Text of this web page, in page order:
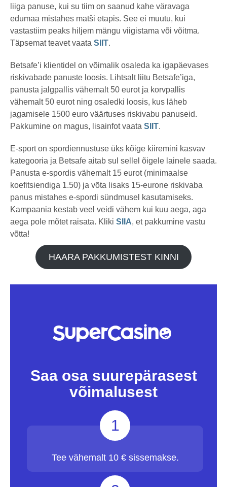
liiga panuse, kui su tiim on saanud kahe väravaga
edumaa mistahes matši etapis. See ei muutu, kui
vastastiim peaks hiljem mängu viigistama või võitma.
Täpsemat teavet vaata SIIT.
Betsafe’i klientidel on võimalik osaleda ka igapäevases
riskivabade panuste loosis. Lihtsalt liitu Betsafe’iga,
panusta jalgpallis vähemalt 50 eurot ja korvpallis
vähemalt 50 eurot ning osaledki loosis, kus läheb
jagamisele 1500 euro väärtuses riskivabu panuseid.
Pakkumine on magus, lisainfot vaata SIIT.
E-sport on spordiennustuse üks kõige kiiremini kasvav
kategooria ja Betsafe aitab sul sellel õigele lainele saada.
Panusta e-spordis vähemalt 15 eurot (minimaalse
koefitsiendiga 1.50) ja võta lisaks 15-eurone riskivaba
panus mistahes e-spordi sündmusel kasutamiseks.
Kampaania kestab veel veidi vähem kui kuu aega, aga
aega pole mõtet raisata. Kliki SIIA, et pakkumine vastu
võtta!
HAARA PAKKUMISTEST KINNI
Saa osa suurepärasest
võimalusest
1
Tee vähemalt 10 € sissemakse.